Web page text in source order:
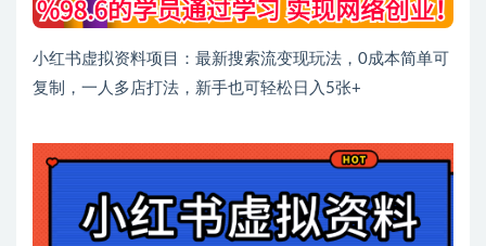
小红书虚拟资料项目：最新搜索流变现玩法，0成本简单可
复制，一人多店打法，新手也可轻松日入5张+